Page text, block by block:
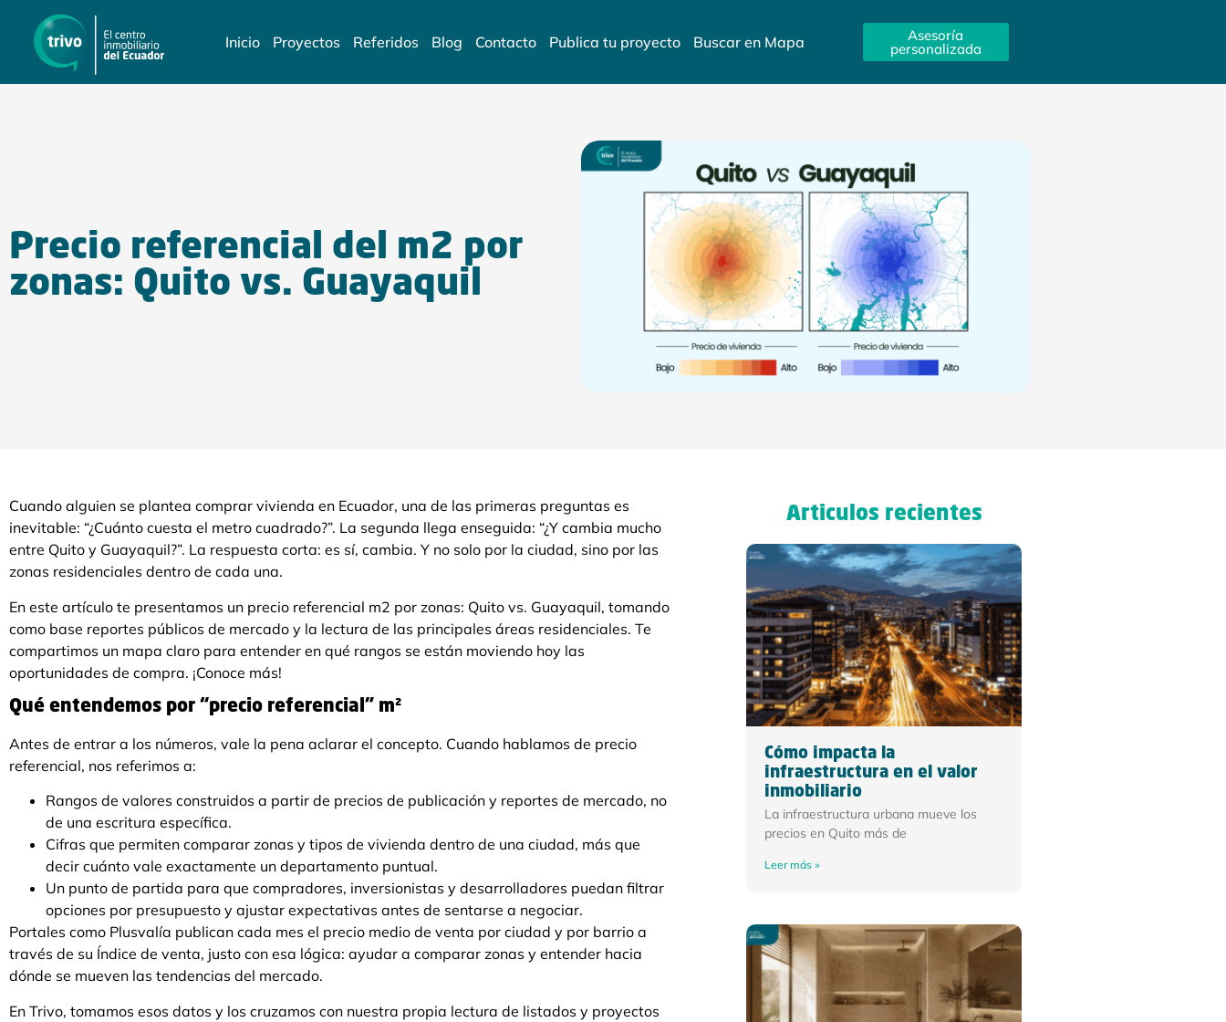
Inicio Proyectos Referidos Blog Contacto Publica tu proyecto Buscar en Mapa Asesoría
personalizada
Precio referencial del m2 por
zonas: Quito vs. Guayaquil
Cuando alguien se plantea comprar vivienda en Ecuador, una de las primeras preguntas es
inevitable: “¿Cuánto cuesta el metro cuadrado?”. La segunda llega enseguida: “¿Y cambia mucho
entre Quito y Guayaquil?”. La respuesta corta: es sí, cambia. Y no solo por la ciudad, sino por las
zonas residenciales dentro de cada una.
En este artículo te presentamos un precio referencial m2 por zonas: Quito vs. Guayaquil, tomando
como base reportes públicos de mercado y la lectura de las principales áreas residenciales. Te
compartimos un mapa claro para entender en qué rangos se están moviendo hoy las
oportunidades de compra. ¡Conoce más!
Qué entendemos por “precio referencial” m²
Antes de entrar a los números, vale la pena aclarar el concepto. Cuando hablamos de precio
referencial, nos referimos a:
Rangos de valores construidos a partir de precios de publicación y reportes de mercado, no
de una escritura específica.
Cifras que permiten comparar zonas y tipos de vivienda dentro de una ciudad, más que
decir cuánto vale exactamente un departamento puntual.
Un punto de partida para que compradores, inversionistas y desarrolladores puedan filtrar
opciones por presupuesto y ajustar expectativas antes de sentarse a negociar.
Portales como Plusvalía publican cada mes el precio medio de venta por ciudad y por barrio a
través de su Índice de venta, justo con esa lógica: ayudar a comparar zonas y entender hacia
dónde se mueven las tendencias del mercado.
En Trivo, tomamos esos datos y los cruzamos con nuestra propia lectura de listados y proyectos
Articulos recientes
Cómo impacta la
infraestructura en el valor
inmobiliario
La infraestructura urbana mueve los
precios en Quito más de
Leer más »